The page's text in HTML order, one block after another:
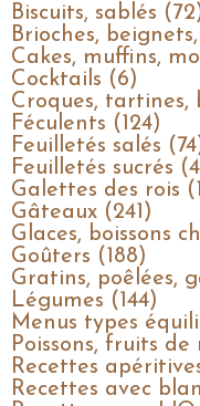
Biscuits, sablés
Brioches,
Cakes, muffins,
Cocktails (6)
Croques, tartines,
Féculents (124)
Feuilletés salés
Feuilletés sucrés
Galettes des rois
Gâteaux (241)
Glaces, boissons
Goûters (188)
Gratins, poêlées,
Légumes (144)
Menus types
Poissons, fruits de
Recettes
Recettes avec